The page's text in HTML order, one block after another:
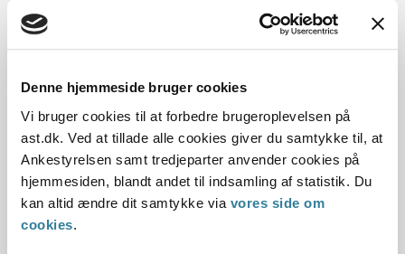
Denne hjemmeside bruger cookies
Vi bruger cookies til at forbedre brugeroplevelsen på
ast.dk. Ved at tillade alle cookies giver du samtykke til, at
Ankestyrelsen samt tredjeparter anvender cookies på
hjemmesiden, blandt andet til indsamling af statistik. Du
kan altid ændre dit samtykke via vores side om
cookies.
belastning og den psykiske sygdom.
Ved denne vurdering kan bl.a. følgende elementer indgå:
Om der er tidsmæssig sammenhæng mellem den
arbejdsmæssige belastning og symptomdebut af den
psykiske sygdom
Hvad der er beskrevet som årsag til udviklingen af den
psykiske sygdom særligt i tidsnær sammenhæng med
symptomernes opståen (fx i notater fra lægejournal)
Om der kan peges på konkurrerende (mindst lige så